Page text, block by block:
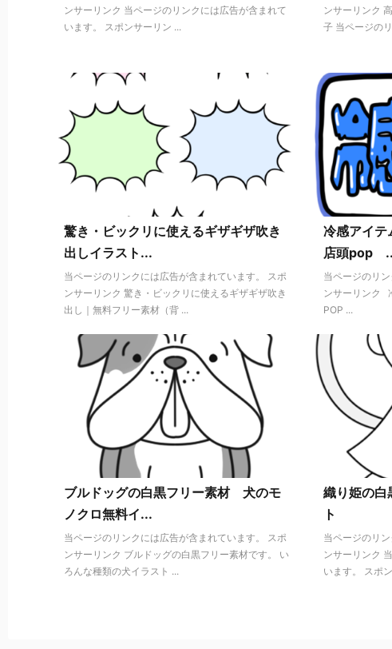
ンサーリンク 当ページのリンクには広告が含まれて
います。 スポンサーリン ...
ンサーリンク
子 当ページの
驚き・ビックリに使えるギザギザ吹き
出しイラスト...
当ページのリンクには広告が含まれています。 スポ
ンサーリンク 驚き・ビックリに使えるギザギザ吹き
出し｜無料フリー素材（背 ...
冷感アイ
店頭pop
当ページのリ
ンサーリンク
POP ...
ブルドッグの白黒フリー素材 犬のモ
ノクロ無料イ...
当ページのリンクには広告が含まれています。 スポ
ンサーリンク ブルドッグの白黒フリー素材です。 い
ろんな種類の犬イラスト ...
織り姫の
ト
当ページのリ
ンサーリンク
います。 スポ